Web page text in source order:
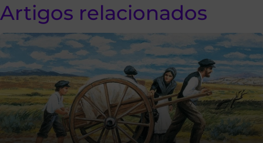
Artigos relacionados